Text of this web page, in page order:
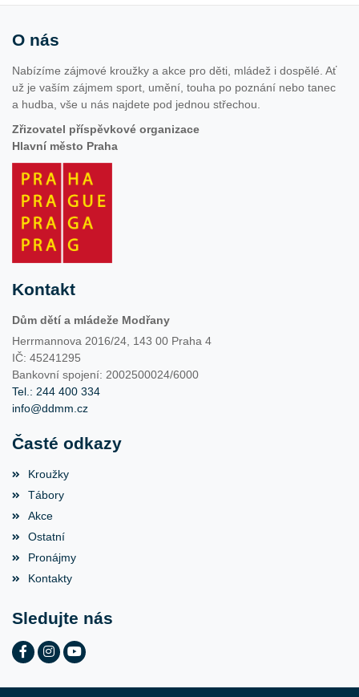
O nás
Nabízíme zájmové kroužky a akce pro děti, mládež i dospělé. Ať
už je vaším zájmem sport, umění, touha po poznání nebo tanec
a hudba, vše u nás najdete pod jednou střechou.
Zřizovatel příspěvkové organizace
Hlavní město Praha
Kontakt
Dům dětí a mládeže Modřany
Herrmannova 2016/24, 143 00 Praha 4
IČ: 45241295
Bankovní spojení: 2002500024/6000
Tel.: 244 400 334
info@ddmm.cz
Časté odkazy
Kroužky
Tábory
Akce
Ostatní
Pronájmy
Kontakty
Sledujte nás